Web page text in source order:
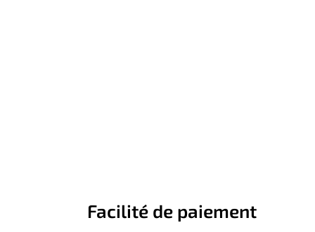
Facilité de paiement